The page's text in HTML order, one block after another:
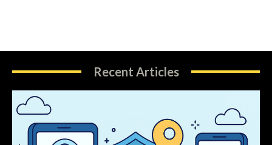
Recent Articles